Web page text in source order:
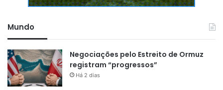
Mundo
Negociações pelo Estreito de Ormuz
registram “progressos”
Há 2 dias